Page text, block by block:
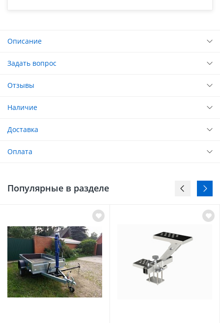
Описание
Задать вопрос
Отзывы
Наличие
Доставка
Оплата
Популярные в разделе